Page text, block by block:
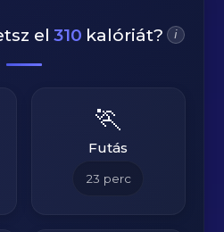
el 310 kalóriát? i
🏃
Futás
23 perc